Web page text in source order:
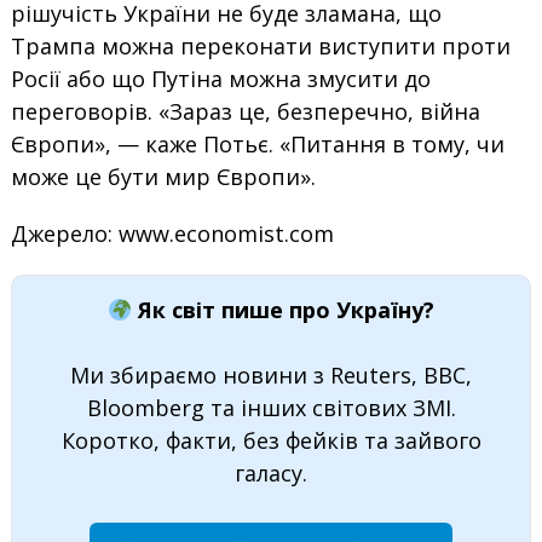
рішучість України не буде зламана, що
Трампа можна переконати виступити проти
Росії або що Путіна можна змусити до
переговорів. «Зараз це, безперечно, війна
Європи», — каже Потьє. «Питання в тому, чи
може це бути мир Європи».
Джерело: www.economist.com
Як світ пише про Україну?
Ми збираємо новини з Reuters, BBC,
Bloomberg та інших світових ЗМІ.
Коротко, факти, без фейків та зайвого
галасу.